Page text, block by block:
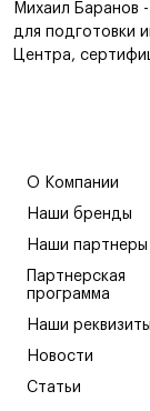
Михаил Баранов
для подготовки
Центра,
О Компании
Наши бренды
Наши партнеры
Партнерская
программа
Наши реквизиты
Новости
Статьи